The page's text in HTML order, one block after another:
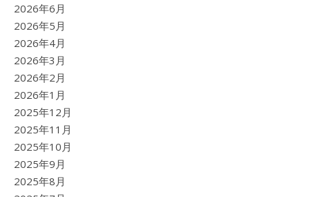
2026年6月
2026年5月
2026年4月
2026年3月
2026年2月
2026年1月
2025年12月
2025年11月
2025年10月
2025年9月
2025年8月